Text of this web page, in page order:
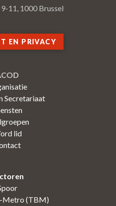
11, 1000 Brussel
EN PRIVACY
Secretariaat
lid
Metro (TBM)